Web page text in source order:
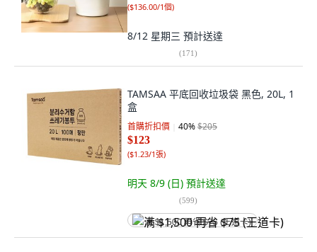
($136.00/1個)
8/12 星期三 預計送達
(171)
TAMSAA 平底回收垃圾袋 黑色, 20L, 1
盒
首購折扣價 40%$205
$123
($1.23/1張)
明天 8/9 (日) 預計送達
(599)
满 $1,500 再省 $75 (王道卡)